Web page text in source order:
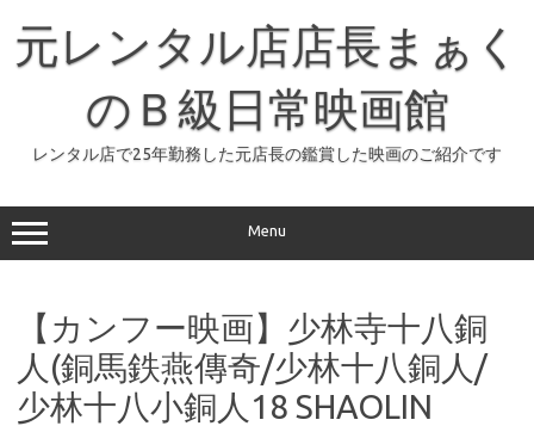
元レンタル店店長まぁく
のＢ級日常映画館
レンタル店で25年勤務した元店長の鑑賞した映画のご紹介です
Menu
【カンフー映画】少林寺十八銅
人(銅馬鉄燕傳奇/少林十八銅人/
少林十八小銅人18 SHAOLIN